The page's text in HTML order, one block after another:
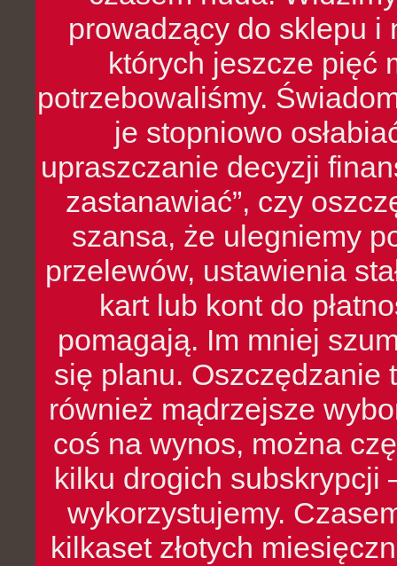
prowadzący do sklepu i
których jeszcze pięć
potrzebowaliśmy.
je stopniowo
upraszczanie decyzji
zastanawiać”, czy
szansa, że ulegniemy
przelewów, ustawienia
kart lub kont do
pomagają. Im mniej
się planu. Oszczędzanie
również mądrzejsze
coś na wynos, można
kilku drogich subskrypcji
wykorzystujemy.
kilkaset złotych